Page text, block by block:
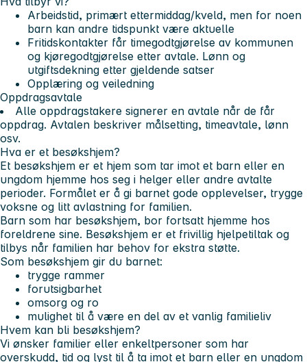
Arbeidstid, primært ettermiddag/kveld, men for noen
barn kan andre tidspunkt være aktuelle
Fritidskontakter får timegodtgjørelse av kommunen
og kjøregodtgjørelse etter avtale. Lønn og
utgiftsdekning etter gjeldende satser
Opplæring og veiledning
Oppdragsavtale
Alle oppdragstakere signerer en avtale når de får
oppdrag. Avtalen beskriver målsetting, timeavtale, lønn
osv.
Hva er et besøkshjem?
Et besøkshjem er et hjem som tar imot et barn eller en
ungdom hjemme hos seg i helger eller andre avtalte
perioder. Formålet er å gi barnet gode opplevelser, trygge
voksne og litt avlastning for familien.
Barn som har besøkshjem, bor fortsatt hjemme hos
foreldrene sine. Besøkshjem er et frivillig hjelpetiltak og
tilbys når familien har behov for ekstra støtte.
Som besøkshjem gir du barnet:
trygge rammer
forutsigbarhet
omsorg og ro
mulighet til å være en del av et vanlig familieliv
Hvem kan bli besøkshjem?
Vi ønsker familier eller enkeltpersoner som har
overskudd, tid og lyst til å ta imot et barn eller en ungdom